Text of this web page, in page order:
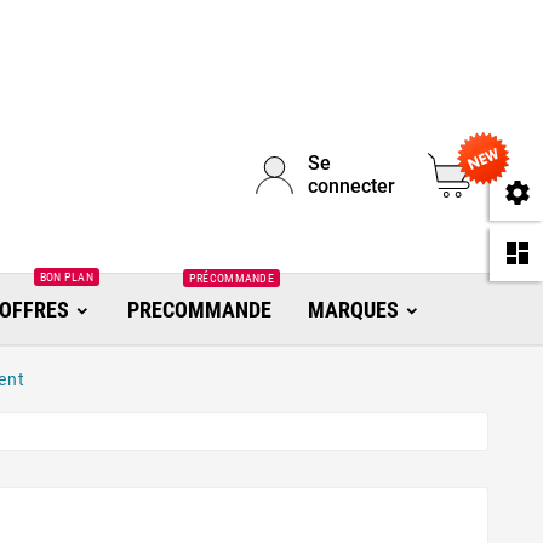
Se
connecter
0
OFFRES
BON PLAN
PRECOMMANDE
PRÉCOMMANDE
MARQUES